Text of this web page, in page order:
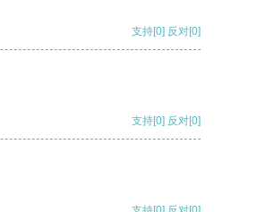
支持[0] 反对[0]
支持[0] 反对[0]